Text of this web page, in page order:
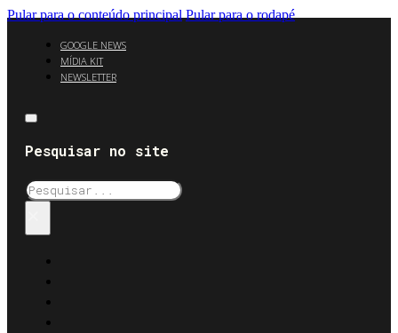
Pular para o conteúdo principal Pular para o rodapé
GOOGLE NEWS
MÍDIA KIT
NEWSLETTER
Pesquisar no site
Pesquisar